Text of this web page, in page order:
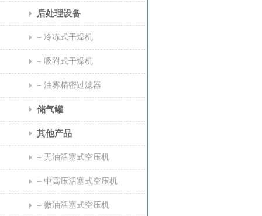
后处理设备
= 冷冻式干燥机
= 吸附式干燥机
= 油雾精密过滤器
储气罐
其他产品
= 无油活塞式空压机
= 中高压活塞式空压机
= 微油活塞式空压机